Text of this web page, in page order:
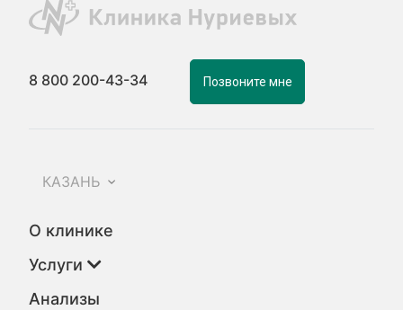
8 800 200-43-34 Позвоните мне
КАЗАНЬ
О клинике
Услуги
Анализы